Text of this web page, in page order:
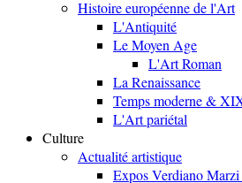
Histoire européenne de l'Art
L'Antiquité
Le Moyen Age
L'Art Roman
La Renaissance
Temps moderne &
L'Art pariétal
Culture
Actualité artistique
Expos Verdiano